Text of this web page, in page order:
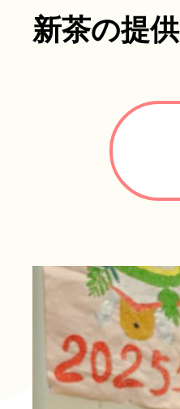
新茶の提供